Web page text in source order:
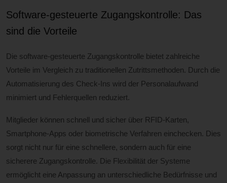
Software-gesteuerte Zugangskontrolle: Das
sind die Vorteile
Die software-gesteuerte Zugangskontrolle bietet zahlreiche
Vorteile im Vergleich zu traditionellen Zutrittsmethoden. Durch die
Automatisierung des Check-Ins wird der Personalaufwand
minimiert und Fehlerquellen reduziert.
Mitglieder können schnell und sicher über RFID-Karten,
Smartphone-Apps oder biometrische Verfahren einchecken. Dies
sorgt nicht nur für eine schnellere, sondern auch für eine
sicherere Zugangskontrolle. Die Flexibilität der Systeme
ermöglicht eine Anpassung an unterschiedliche Bedürfnisse und